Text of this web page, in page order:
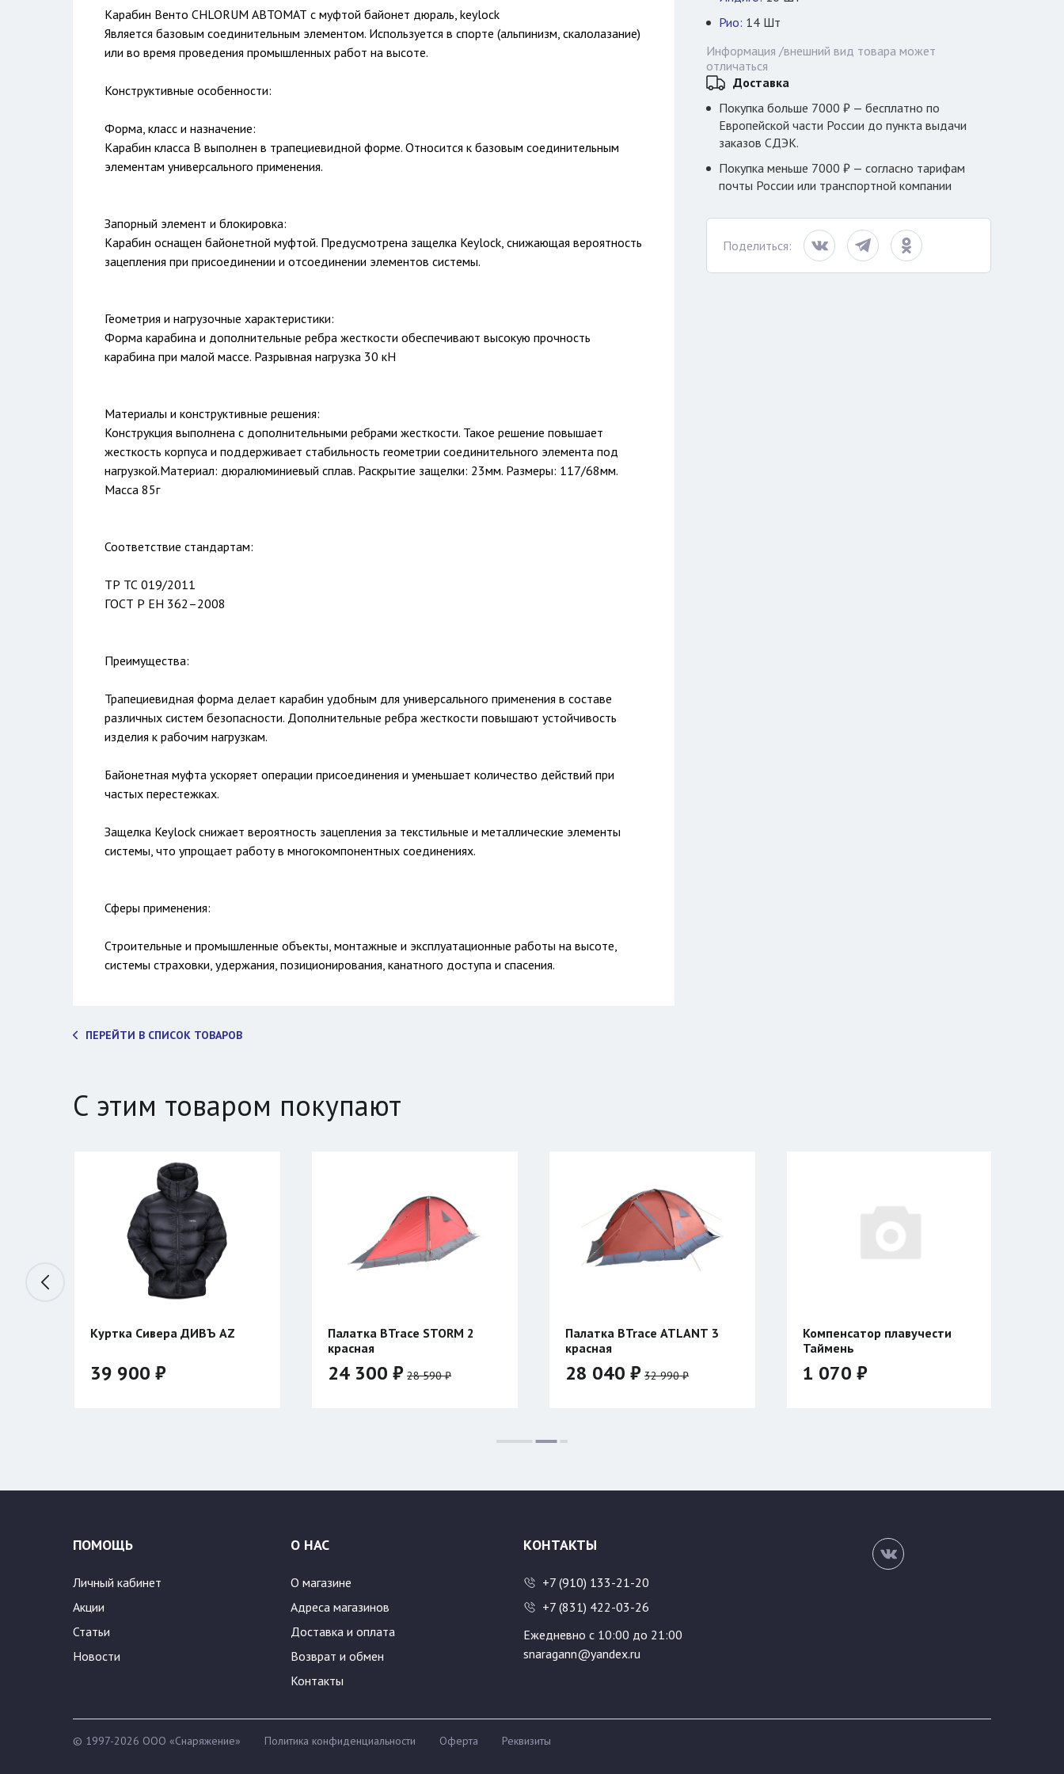
Карабин Венто CHLORUM АВТОМАТ с муфтой байонет дюраль, keylock
Является базовым соединительным элементом. Используется в спорте (альпинизм, скалолазание)
или во время проведения промышленных работ на высоте.
Конструктивные особенности:
Форма, класс и назначение:
Карабин класса В выполнен в трапециевидной форме. Относится к базовым соединительным
элементам универсального применения.
Запорный элемент и блокировка:
Карабин оснащен байонетной муфтой. Предусмотрена защелка Keylock, снижающая вероятность
зацепления при присоединении и отсоединении элементов системы.
Геометрия и нагрузочные характеристики:
Форма карабина и дополнительные ребра жесткости обеспечивают высокую прочность
карабина при малой массе. Разрывная нагрузка 30 кН
Материалы и конструктивные решения:
Конструкция выполнена с дополнительными ребрами жесткости. Такое решение повышает
жесткость корпуса и поддерживает стабильность геометрии соединительного элемента под
нагрузкой.Материал: дюралюминиевый сплав. Раскрытие защелки: 23мм. Размеры: 117/68мм.
Масса 85г
Соответствие стандартам:
ТР ТС 019/2011
ГОСТ Р ЕН 362–2008
Преимущества:
Трапециевидная форма делает карабин удобным для универсального применения в составе
различных систем безопасности. Дополнительные ребра жесткости повышают устойчивость
изделия к рабочим нагрузкам.
Байонетная муфта ускоряет операции присоединения и уменьшает количество действий при
частых перестежках.
Защелка Keylock снижает вероятность зацепления за текстильные и металлические элементы
системы, что упрощает работу в многокомпонентных соединениях.
Сферы применения:
Строительные и промышленные объекты, монтажные и эксплуатационные работы на высоте,
системы страховки, удержания, позиционирования, канатного доступа и спасения.
ПЕРЕЙТИ В СПИСОК ТОВАРОВ
Рио: 14 Шт
Информация /внешний вид товара может
отличаться
Доставка
Покупка больше 7000 ₽ — бесплатно по
Европейской части России до пункта выдачи
заказов СДЭК.
Покупка меньше 7000 ₽ — согласно тарифам
почты России или транспортной компании
Поделиться:
С этим товаром покупают
Палатка BTrace STORM 2
24 300 ₽
Палатка BTrace ATLANT 3
красная
28 040 ₽ 32 990 ₽
Компенсатор плавучести
Таймень
1 070 ₽
Катушка Таймень
УНИВЕРСАЛЬНАЯ
двухсторонняя
3 940 ₽
ПОМОЩЬ
Личный кабинет
Акции
Статьи
Новости
О НАС
О магазине
Адреса магазинов
Доставка и оплата
Возврат и обмен
Контакты
КОНТАКТЫ
+7 (910) 133-21-20
+7 (831) 422-03-26
Ежедневно с 10:00 до 21:00
snaragann@yandex.ru
© 1997-2026 ООО «Снаряжение» Политика конфиденциальности Оферта Реквизиты